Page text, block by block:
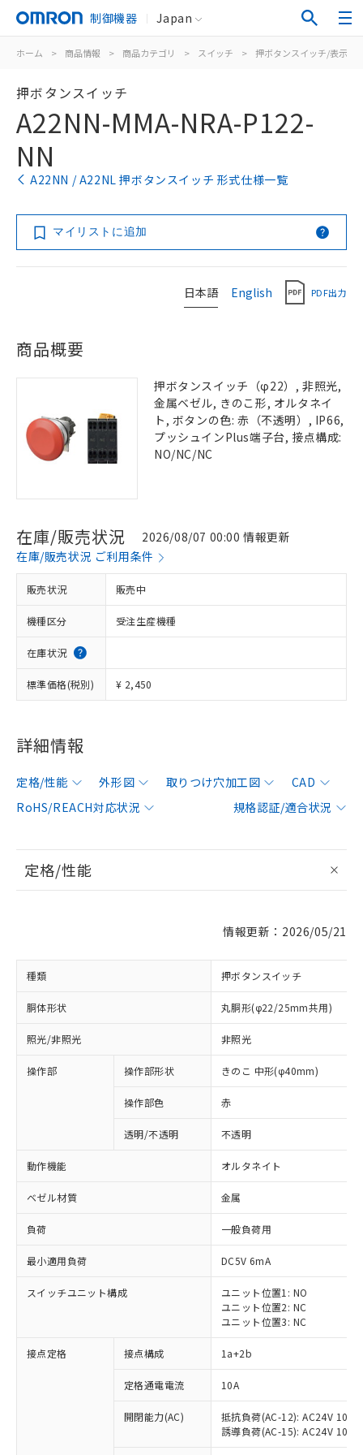
制御機器 Japan
ホーム > 商品情報 > 商品カテゴリ > スイッチ > 押ボタンスイッチ/表示灯
押ボタンスイッチ
A22NN-MMA-NRA-P122-
NN
A22NN / A22NL 押ボタンスイッチ 形式仕様一覧
マイリストに追加
日本語 English PDF出力
商品概要
押ボタンスイッチ（φ22）, 非照光,
金属ベゼル, きのこ形, オルタネイ
ト, ボタンの色: 赤（不透明）, IP66,
プッシュインPlus端子台, 接点構成:
NO/NC/NC
在庫/販売状況
2026/08/07 00:00 情報更新
在庫/販売状況 ご利用条件
販売状況 販売中
機種区分 受注生産機種
在庫状況
標準価格(税別) ¥ 2,450
詳細情報
定格/性能 外形図 取りつけ穴加工図
CAD
RoHS/REACH対応状況
規格認証/適合状況
定格/性能
情報更新：2026/05/21
種類 押ボタンスイッチ
胴体形状 丸胴形(φ22/25mm共用)
照光/非照光 非照光
操作部 操作部形状 きのこ 中形(φ40mm)
操作部色 赤
透明/不透明 不透明
動作機能 オルタネイト
ベゼル材質 金属
負荷 一般負荷用
最小適用負荷 DC5V 6mA
スイッチユニット構成
ユニット位置1: NO
ユニット位置2: NC
ユニット位置3: NC
接点定格 接点構成 1a+2b
定格通電電流 10A
開閉能力(AC)
抵抗負荷(AC-12): AC24V 10A/
誘導負荷(AC-15): AC24V
※1 対応状況
対応済み：EU RoHS指令（10物質）の
非含有に対応した製品が提供可能な商品で
対応予定：EU RoHS指令（10物質）の非含